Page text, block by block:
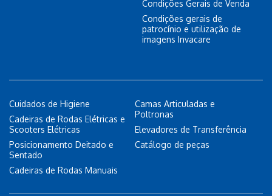
Condições Gerais de Venda
Condições gerais de
patrocínio e utilização de
imagens Invacare
Cuidados de Higiene
Cadeiras de Rodas Elétricas e
Scooters Elétricas
Posicionamento Deitado e
Sentado
Cadeiras de Rodas Manuais
Camas Articuladas e
Poltronas
Elevadores de Transferência
Catálogo de peças